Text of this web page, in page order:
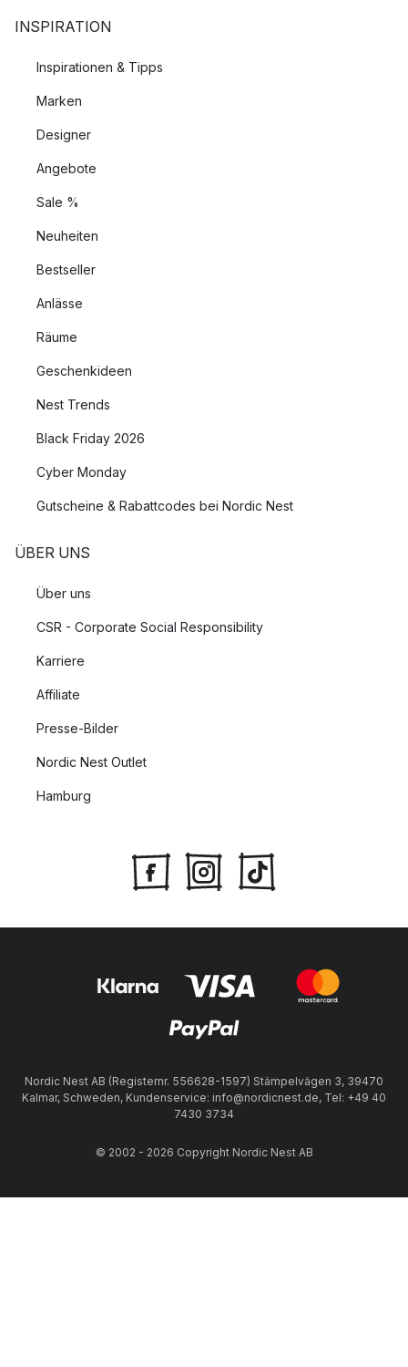
INSPIRATION
Inspirationen & Tipps
Marken
Designer
Angebote
Sale %
Neuheiten
Bestseller
Anlässe
Räume
Geschenkideen
Nest Trends
Black Friday 2026
Cyber Monday
Gutscheine & Rabattcodes bei Nordic Nest
ÜBER UNS
Über uns
CSR - Corporate Social Responsibility
Karriere
Affiliate
Presse-Bilder
Nordic Nest Outlet
Hamburg
Nordic Nest AB (Registernr. 556628-1597) Stämpelvägen 3, 39470
Kalmar, Schweden, Kundenservice: info@nordicnest.de, Tel: +49 40
7430 3734
© 2002 - 2026 Copyright Nordic Nest AB